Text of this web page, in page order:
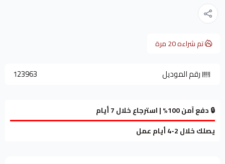
تم شراءه20مرة
رقم الموديل 123963
🔒 دفع آمن 100% | استرجاع خلال 7 أيام
يصلك خلال 2-4 أيام عمل